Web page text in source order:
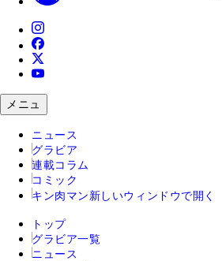
メニュ
ニュース
グラビア
連載コラム
コミック
キン肉マン 新しいウィンドウで開く
トップ
グラビア一覧
ニュース